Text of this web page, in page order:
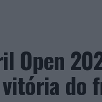
Open
do